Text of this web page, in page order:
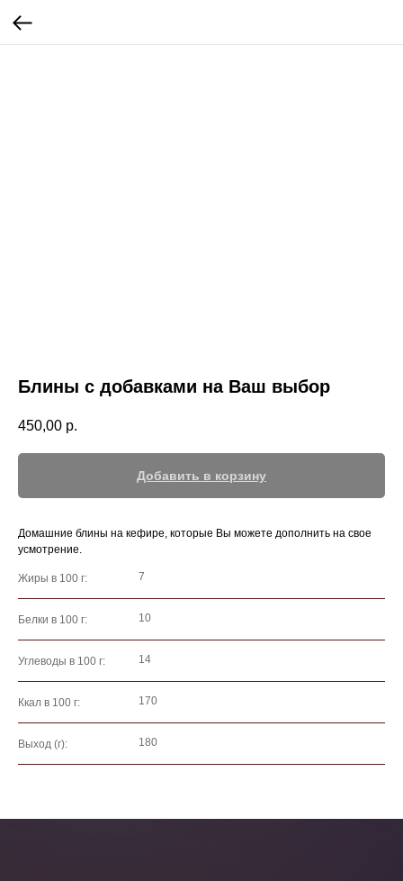
Блины с добавками на Ваш выбор
450,00 р.
Добавить в корзину
Домашние блины на кефире, которые Вы можете дополнить на свое
усмотрение.
Жиры в 100 г: 7
Белки в 100 г: 10
Углеводы в 100 г: 14
Ккал в 100 г: 170
Выход (г): 180